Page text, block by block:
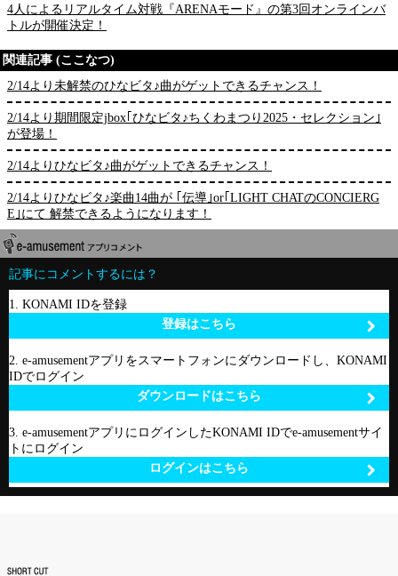
4人によるリアルタイム対戦『ARENAモード』の第3回オンラインバ
トルが開催決定！
関連記事 (ここなつ)
2/14より未解禁のひなビタ♪曲がゲットできるチャンス！
2/14より期間限定jbox｢ひなビタ♪ちくわまつり2025・セレクション｣
が登場！
2/14よりひなビタ♪曲がゲットできるチャンス！
2/14よりひなビタ♪楽曲14曲が ｢伝導｣or｢LIGHT CHATのCONCIERG
E｣にて 解禁できるようになります！
記事にコメントするには？
1. KONAMI IDを登録
登録はこちら
2. e-amusementアプリをスマートフォンにダウンロードし、KONAMI
IDでログイン
ダウンロードはこちら
3. e-amusementアプリにログインしたKONAMI IDでe-amusementサイ
トにログイン
ログインはこちら